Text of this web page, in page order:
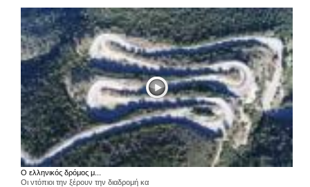
Ο ελληνικός δρόμος μ...
Οι ντόπιοι την ξέρουν την διαδρομή κα